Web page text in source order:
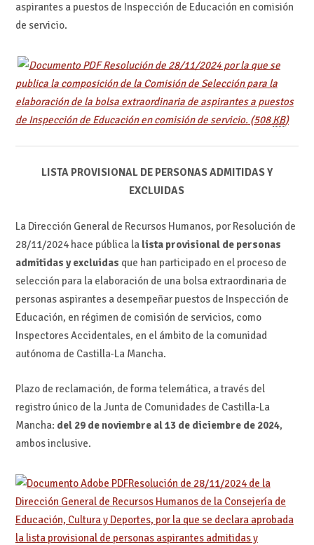
aspirantes a puestos de Inspección de Educación en comisión
de servicio.
Resolución de 28/11/2024 por la que se
publica la composición de la Comisión de Selección para la
elaboración de la bolsa extraordinaria de aspirantes a puestos
de Inspección de Educación en comisión de servicio.(508KB)
LISTA PROVISIONAL DE PERSONAS ADMITIDAS Y
EXCLUIDAS
La Dirección General de Recursos Humanos, por Resolución de
28/11/2024 hace pública lalista provisional de personas
admitidas y excluidas que han participado en el proceso de
selección para la elaboración de una bolsa extraordinaria de
personas aspirantes a desempeñar puestos de Inspección de
Educación, en régimen de comisión de servicios, como
Inspectores Accidentales, en el ámbito de la comunidad
autónoma de Castilla-La Mancha.
Plazo de reclamación, de forma telemática, a través del
registro único de la Junta de Comunidades de Castilla-La
Mancha: del 29 de noviembre al 13 de diciembre de 2024,
ambos inclusive.
Resolución de 28/11/2024 de la
Dirección General de Recursos Humanos de la Consejería de
Educación, Cultura y Deportes, por la que se declara aprobada
la lista provisional de personas aspirantes admitidas y